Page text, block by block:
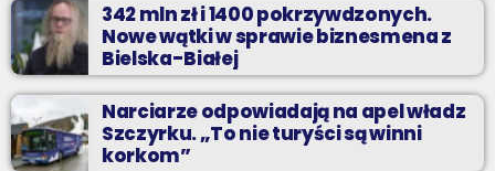
342 mln zł i 1400 pokrzywdzonych.
Nowe wątki w sprawie biznesmena z
Bielska-Białej
Narciarze odpowiadają na apel władz
Szczyrku. „To nie turyści są winni
korkom”